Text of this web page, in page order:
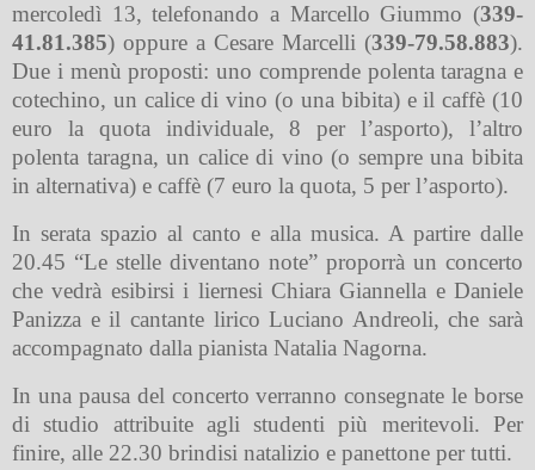
mercoledì 13, telefonando a Marcello Giummo (339-
41.81.385) oppure a Cesare Marcelli (339-79.58.883).
Due i menù proposti: uno comprende polenta taragna e
cotechino, un calice di vino (o una bibita) e il caffè (10
euro la quota individuale, 8 per l’asporto), l’altro
polenta taragna, un calice di vino (o sempre una bibita
in alternativa) e caffè (7 euro la quota, 5 per l’asporto).
In serata spazio al canto e alla musica. A partire dalle
20.45 “Le stelle diventano note” proporrà un concerto
che vedrà esibirsi i liernesi Chiara Giannella e Daniele
Panizza e il cantante lirico Luciano Andreoli, che sarà
accompagnato dalla pianista Natalia Nagorna.
In una pausa del concerto verranno consegnate le borse
di studio attribuite agli studenti più meritevoli. Per
finire, alle 22.30 brindisi natalizio e panettone per tutti.